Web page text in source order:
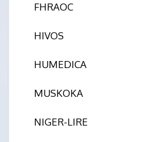
FHRAOC
HIVOS
HUMEDICA
MUSKOKA
NIGER-LIRE